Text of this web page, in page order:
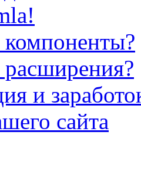
компоненты?
расширения?
и
сайта